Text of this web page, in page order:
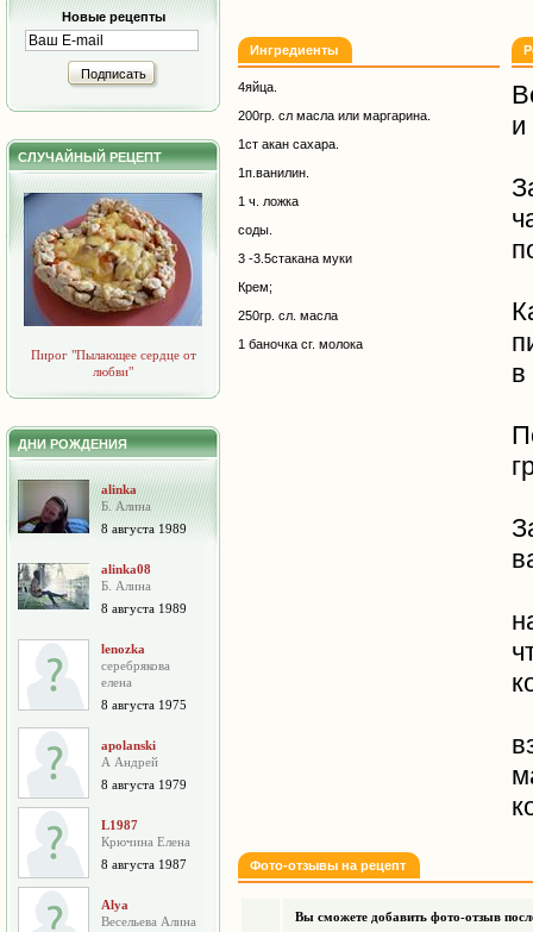
Новые рецепты
Подписать
СЛУЧАЙНЫЙ РЕЦЕПТ
Пирог "Пылающее сердце от
любви"
ДНИ РОЖДЕНИЯ
alinka
Б. Алина
8 августа 1989
alinka08
Б. Алина
8 августа 1989
lenozka
серебрякова
елена
8 августа 1975
apolanski
А Андрей
8 августа 1979
L1987
Крючина Елена
8 августа 1987
Alya
Весельева Алина
Ингредиенты
4яйца.
200гр. сл масла или маргарина.
1ст акан сахара.
1п.ванилин.
1 ч. ложка
соды.
3 -3.5стакана муки
Крем;
250гр. сл. масла
1 баночка сг. молока
и
в
Фото-отзывы на рецепт
Вы сможете добавить фото-отзыв